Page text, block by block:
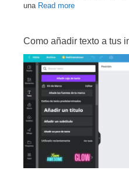
una Read more
Como añadir texto a tus